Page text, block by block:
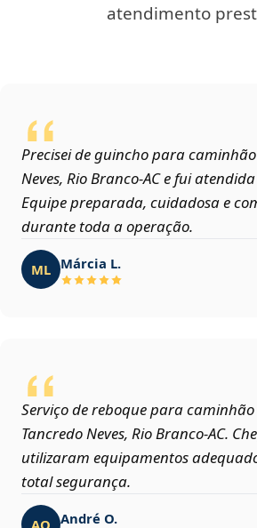
atendimento
Precisei de guincho para
Neves, Rio Branco‑AC e fui
Equipe preparada, cuidadosa e
durante toda a operação.
ML Márcia L.
Serviço de reboque para
Tancredo Neves, Rio Branco‑AC.
utilizaram equipamentos
total segurança.
AO André O.